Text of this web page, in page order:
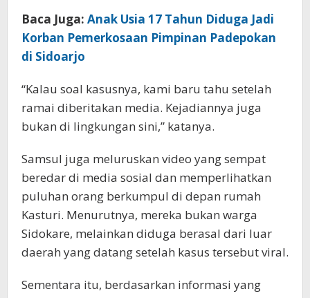
Baca Juga: Anak Usia 17 Tahun Diduga Jadi
Korban Pemerkosaan Pimpinan Padepokan
di Sidoarjo
“Kalau soal kasusnya, kami baru tahu setelah
ramai diberitakan media. Kejadiannya juga
bukan di lingkungan sini,” katanya.
Samsul juga meluruskan video yang sempat
beredar di media sosial dan memperlihatkan
puluhan orang berkumpul di depan rumah
Kasturi. Menurutnya, mereka bukan warga
Sidokare, melainkan diduga berasal dari luar
daerah yang datang setelah kasus tersebut viral.
Sementara itu, berdasarkan informasi yang